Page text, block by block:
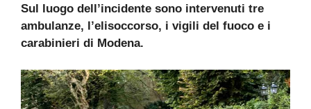
Sul luogo dell’incidente sono intervenuti tre
ambulanze, l’elisoccorso, i vigili del fuoco e i
carabinieri di Modena.